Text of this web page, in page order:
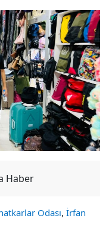
Haber
Odası, İrfan